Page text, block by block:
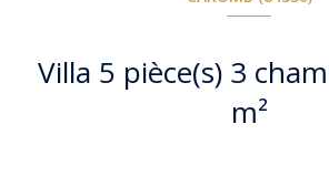
Villa 5 pièce(s) 3 chambre(s) 114
m²